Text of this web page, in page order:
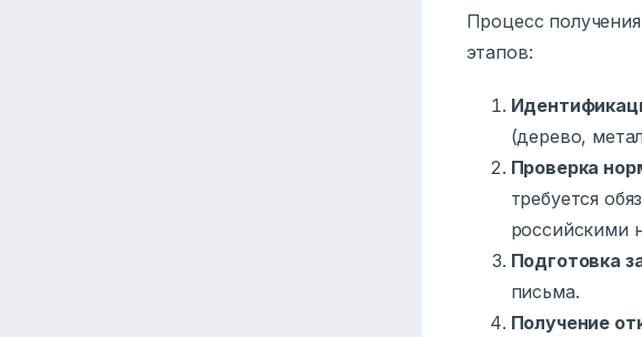
Процесс
этапов:
(дерево,
Проверка
требуется
российскими
Подготовка
письма.
Получение